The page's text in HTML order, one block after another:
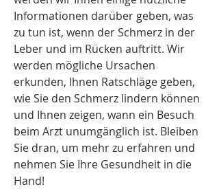
Informationen darüber geben, was
zu tun ist, wenn der Schmerz in der
Leber und im Rücken auftritt. Wir
werden mögliche Ursachen
erkunden, Ihnen Ratschläge geben,
wie Sie den Schmerz lindern können
und Ihnen zeigen, wann ein Besuch
beim Arzt unumgänglich ist. Bleiben
Sie dran, um mehr zu erfahren und
nehmen Sie Ihre Gesundheit in die
Hand!